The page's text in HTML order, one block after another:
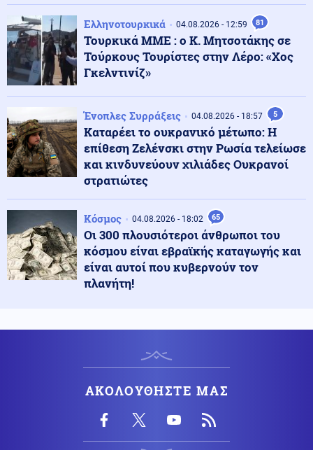
Οριοθετημένη και χωρίς ενεργό μέτωπο η φωτιά στο
Καρύδι Σητείας
Κοινωνία 06.08.2026 - 10:13
Φωτιά σε χωματερή στην Κεφαλονιά - Ισχυρές
δυνάμεις στο σημείο
Τεχνολογία 06.08.2026 - 10:06
Ντέμης Χασάμπης: Η πορεία του Ελληνοκύπριου που
βρέθηκε στην κορυφή της Τεχνητής Νοημοσύνης
Υγεία
ΕΟΔΥ: Στα 65 τα κρούσματα του ιού του Δυτικού Νείλου
στην Ελλάδα
Αθλητισμός 06.08.2026 - 09:51
06.08.2026 - 09:45
βρέθηκε σε καταψύκτη
Ελληνοτουρκικά 04.08.2026 - 12:59 81
Τουρκικά ΜΜΕ : ο Κ. Μητσοτάκης σε
Τούρκους Τουρίστες στην Λέρο: «Χος
Γκελντινίζ»
Ένοπλες Συρράξεις 04.08.2026 - 18:57 5
Καταρέει το ουκρανικό μέτωπο: Η
επίθεση Ζελένσκι στην Ρωσία τελείωσε
και κινδυνεύουν χιλιάδες Ουκρανοί
στρατιώτες
Κόσμος 04.08.2026 - 18:02 65
Οι 300 πλουσιότεροι άνθρωποι του
κόσμου είναι εβραϊκής καταγωγής και
είναι αυτοί που κυβερνούν τον
πλανήτη!
ΑΚΟΛΟΥΘΗΣΤΕ ΜΑΣ